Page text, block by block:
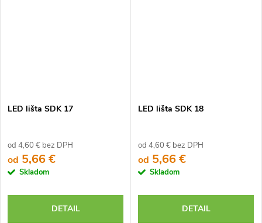
LED lišta SDK 17
od 4,60 € bez DPH
od 5,66 €
Skladom
DETAIL
LED lišta SDK 18
od 4,60 € bez DPH
od 5,66 €
Skladom
DETAIL